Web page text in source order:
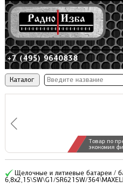
Каталог
Товар по
экономия
+7 (495) 9640838
Щелочные и литиевые батареи /
6,8x2,15\SW\G1/SR621SW/